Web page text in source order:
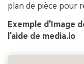
plan de pièce pour
Exemple d'Image
l'aide de media.io